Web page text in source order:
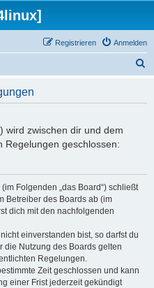
Anmelden
Registrieren
wird zwischen dir und dem
Regelungen geschlossen:
Folgenden „das Board“) schließt
Betreiber des Boards ab (im
dich mit den nachfolgenden
einverstanden bist, so darfst du
die Nutzung des Boards gelten
Regelungen.
Zeit geschlossen und kann
einer Frist jederzeit gekündigt